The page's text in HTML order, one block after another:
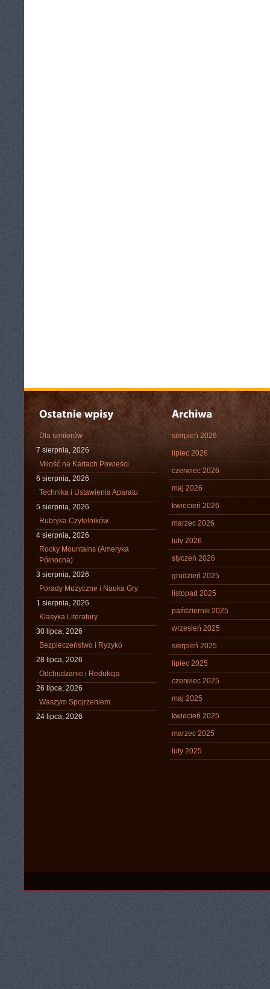
Dla seniorów
7 sierpnia, 2026
Miłość na Kartach Powieści
6 sierpnia, 2026
Technika i Ustawienia Aparatu
5 sierpnia, 2026
Rubryka Czytelników
4 sierpnia, 2026
Rocky Mountains (Ameryka
Północna)
3 sierpnia, 2026
Porady Muzyczne i Nauka Gry
1 sierpnia, 2026
Klasyka Literatury
30 lipca, 2026
Bezpieczeństwo i Ryzyko
28 lipca, 2026
Odchudzanie i Redukcja
26 lipca, 2026
Waszym Spojrzeniem
24 lipca, 2026
sierpień 2026
lipiec 2026
czerwiec 2026
maj 2026
kwiecień 2026
marzec 2026
luty 2026
styczeń 2026
grudzień 2025
listopad 2025
październik 2025
wrzesień 2025
sierpień 2025
lipiec 2025
czerwiec 2025
maj 2025
kwiecień 2025
marzec 2025
luty 2025